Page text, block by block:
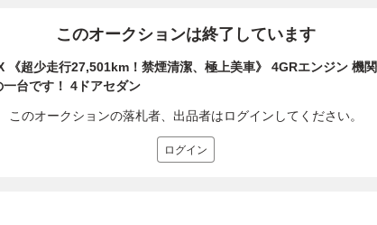
このオークションは終了しています
《超少走行27,501km！禁煙清潔、極上美車》 4GRエンジン 機
台です！ 4ドアセダン
このオークションの落札者、出品者はログインしてください。
ログイン